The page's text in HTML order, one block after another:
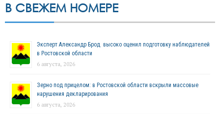
В СВЕЖЕМ НОМЕРЕ
Эксперт Александр Брод высоко оценил подготовку наблюдателей
в Ростовской области
6 августа, 2026
Зерно под прицелом: в Ростовской области вскрыли массовые
нарушения декларирования
6 августа, 2026